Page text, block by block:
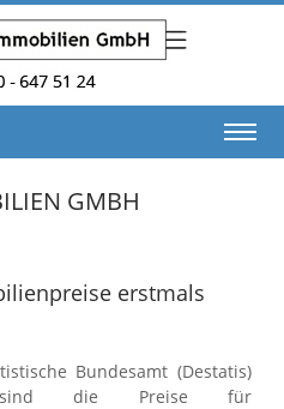
GMBH
erstmals
Bundesamt (Destatis)
die Preise für